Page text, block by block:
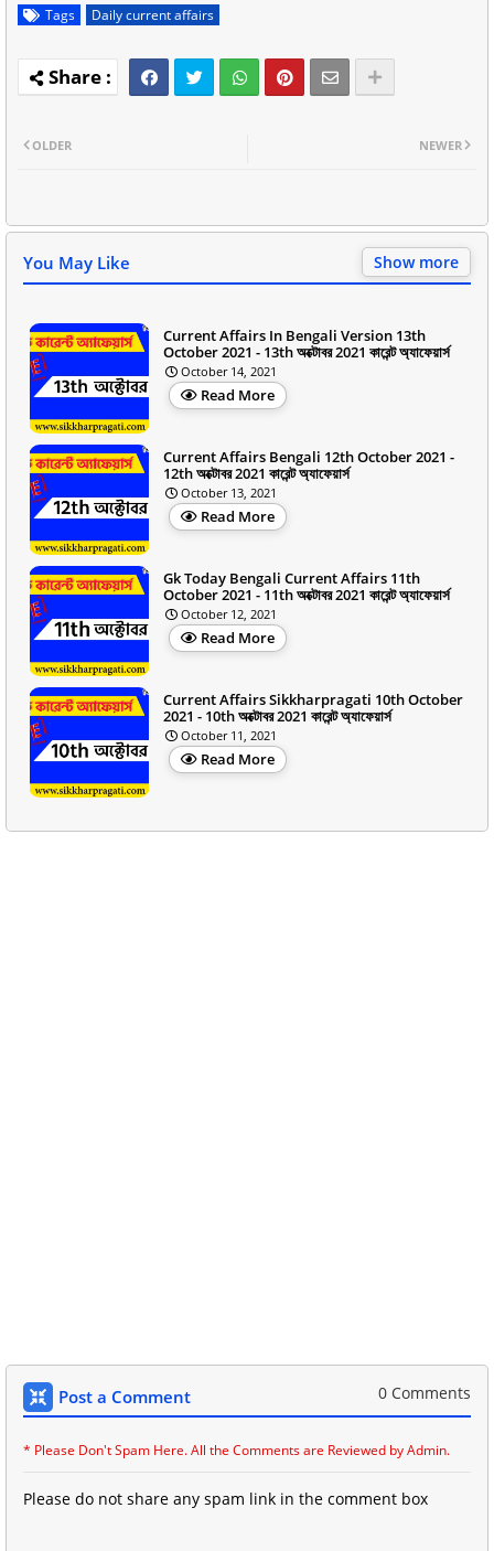
Tags Daily current affairs
NEWER
OLDER
You May Like Show more
Current Affairs In Bengali Version 13th
October 2021 - 13th অক্টোবর 2021 কারেন্ট অ্যাফেয়ার্স
October 14, 2021
Read More
Current Affairs Bengali 12th October 2021 -
12th অক্টোবর 2021 কারেন্ট অ্যাফেয়ার্স
October 13, 2021
Read More
Gk Today Bengali Current Affairs 11th
October 2021 - 11th অক্টোবর 2021 কারেন্ট অ্যাফেয়ার্স
October 12, 2021
Read More
Current Affairs Sikkharpragati 10th October
2021 - 10th অক্টোবর 2021 কারেন্ট অ্যাফেয়ার্স
October 11, 2021
Read More
Post a Comment 0 Comments
* Please Don't Spam Here. All the Comments are Reviewed by Admin.
Please do not share any spam link in the comment box